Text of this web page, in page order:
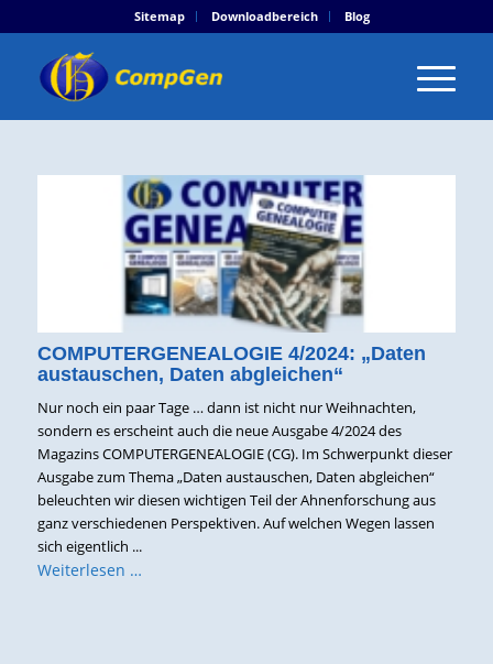
Sitemap Downloadbereich Blog
COMPUTERGENEALOGIE 4/2024: „Daten
austauschen, Daten abgleichen“
Nur noch ein paar Tage … dann ist nicht nur Weihnachten,
sondern es erscheint auch die neue Ausgabe 4/2024 des
Magazins COMPUTERGENEALOGIE (CG). Im Schwerpunkt dieser
Ausgabe zum Thema „Daten austauschen, Daten abgleichen“
beleuchten wir diesen wichtigen Teil der Ahnenforschung aus
ganz verschiedenen Perspektiven. Auf welchen Wegen lassen
sich eigentlich ...
Weiterlesen …